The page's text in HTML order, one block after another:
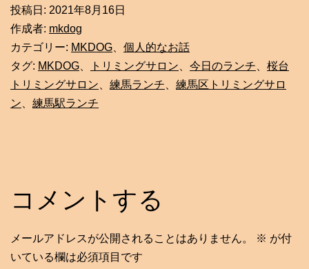
投稿日: 2021年8月16日
作成者: mkdog
カテゴリー: MKDOG
個人的なお話
タグ: MKDOG トリミングサロン 今日のランチ
桜台
トリミングサロン
練馬ランチ
練馬区トリミングサロ
ン
練馬駅ランチ
コメントする
メールアドレスが公開されることはありません。 ※ が付
いている欄は必須項目です